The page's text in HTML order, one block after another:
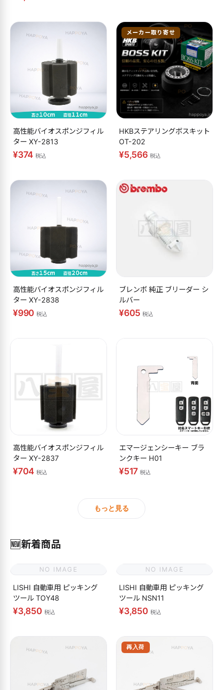
高性能バイオスポンジフィル
ター XY-2813
¥374税込
メーカー取り寄せ
HKBステアリングボスキット
OT-202
¥5,566 税込
高性能バイオスポンジフィル
ター XY-2838
¥990税込
ブレンボ 純正 ブリーダー シ
ルバー
¥605税込
高性能バイオスポンジフィル
ター XY-2837
¥704税込
エマージェンシーキー ブラ
ンクキー H01
¥517税込
もっと見る
🆕新着商品
NO IMAGE
LISHI 自動車用 ピッキング
ツール TOY48
¥3,850 税込
NO IMAGE
LISHI 自動車用 ピッキング
ツール NSN11
¥3,850 税込
再入荷